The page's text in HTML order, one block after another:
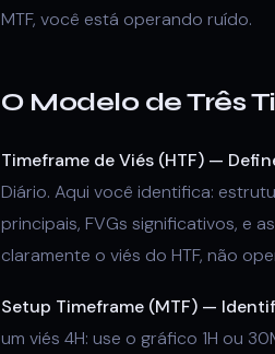
MTF, você está operando ruído.
O Modelo de Três
Timeframe de Viés (HTF) —
Diário. Aqui você identifica:
principais, FVGs significativos, e
claramente o viés do HTF, não
Setup Timeframe (MTF) —
um viés 4H: use o gráfico 1H ou